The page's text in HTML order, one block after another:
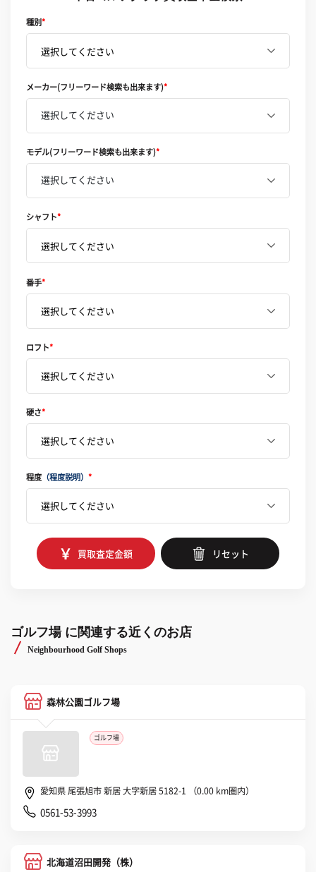
種別*
メーカー(フリーワード検索も出来ます)*
選択してください
モデル(フリーワード検索も出来ます)*
選択してください
シャフト*
番手*
ロフト*
硬さ*
程度 （程度説明）*
買取査定金額 リセット
ゴルフ場 に関連する近くのお店
Neighbourhood Golf Shops
森林公園ゴルフ場
ゴルフ場
愛知県 尾張旭市 新居 大字新居 5182-1 （0.00 km圏内）
0561-53-3993
北海道沼田開発（株）